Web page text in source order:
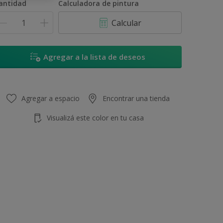
Calculadora de pintura
Calcular
Agregar a la lista de deseos
Agregar a espacio Encontrar una tienda
Visualizá este color en tu casa